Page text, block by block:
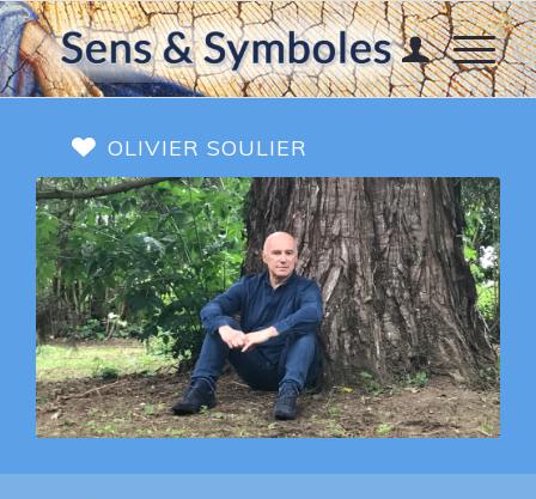
OLIVIER SOULIER